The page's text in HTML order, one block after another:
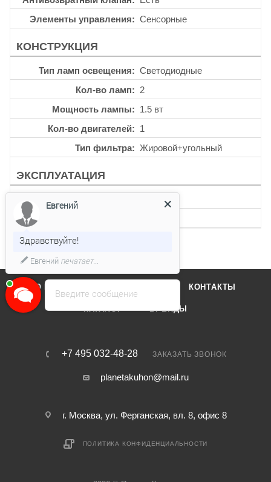
Элементы управления
Сенсорные
КОНСТРУКЦИЯ
Тип ламп освещения
Светодиодные
Кол-во ламп
2
Мощность лампы
1.5 вт
Кол-во двигателей
1
Тип фильтра
Жировой+угольный
ЭКСПЛУАТАЦИЯ
О КОМПАНИИ КОНТАКТЫ
КАТАЛОГ БРЕНДЫ
+7 495 032-48-28 ЗАКАЗАТЬ ЗВОНОК
planetakuhon@mail.ru
г. Москва, ул. Ферганская, вл. 8, офис 8
ПОЛИТИКА КОНФИДЕНЦИАЛЬНОСТИ
Введите сообщение
Евгений
Здравствуйте!
Евгенийпечатает...